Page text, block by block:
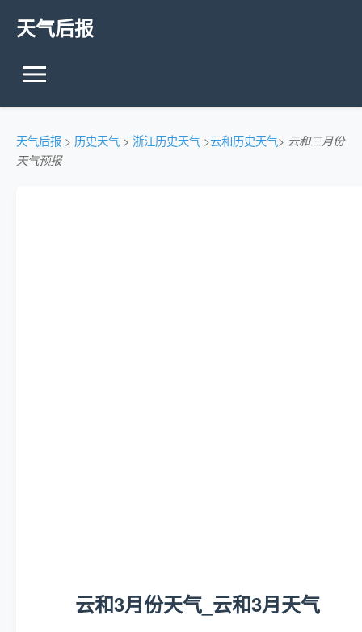
天气后报
天气后报 > 历史天气 > 浙江历史天气 >云和历史天气> 云和三月份
天气预报
云和3月份天气_云和3月天气